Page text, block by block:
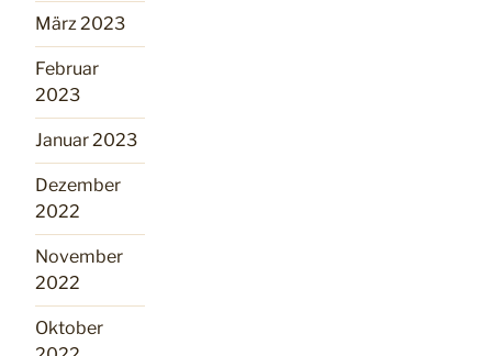
März 2023
Februar
2023
Januar 2023
Dezember
2022
November
2022
Oktober